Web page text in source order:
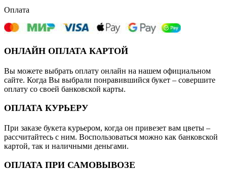
Оплата
ОНЛАЙН ОПЛАТА КАРТОЙ
Вы можете выбрать оплату онлайн на нашем официальном
сайте. Когда Вы выбрали понравившийся букет – совершите
оплату со своей банковской карты.
ОПЛАТА КУРЬЕРУ
При заказе букета курьером, когда он привезет вам цветы –
рассчитайтесь с ним. Воспользоваться можно как банковской
картой, так и наличными деньгами.
ОПЛАТА ПРИ САМОВЫВОЗЕ